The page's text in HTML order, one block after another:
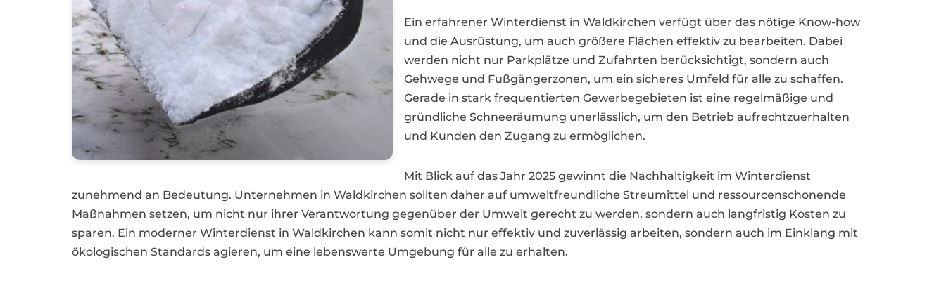
Ein erfahrener Winterdienst in Waldkirchen verfügt über das nötige Know-how
und die Ausrüstung, um auch größere Flächen effektiv zu bearbeiten. Dabei
werden nicht nur Parkplätze und Zufahrten berücksichtigt, sondern auch
Gehwege und Fußgängerzonen, um ein sicheres Umfeld für alle zu schaffen.
Gerade in stark frequentierten Gewerbegebieten ist eine regelmäßige und
gründliche Schneeräumung unerlässlich, um den Betrieb aufrechtzuerhalten
und Kunden den Zugang zu ermöglichen.
Mit Blick auf das Jahr 2025 gewinnt die Nachhaltigkeit im Winterdienst
zunehmend an Bedeutung. Unternehmen in Waldkirchen sollten daher auf umweltfreundliche Streumittel und ressourcenschonende
Maßnahmen setzen, um nicht nur ihrer Verantwortung gegenüber der Umwelt gerecht zu werden, sondern auch langfristig Kosten zu
sparen. Ein moderner Winterdienst in Waldkirchen kann somit nicht nur effektiv und zuverlässig arbeiten, sondern auch im Einklang mit
ökologischen Standards agieren, um eine lebenswerte Umgebung für alle zu erhalten.